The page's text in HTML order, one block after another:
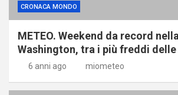
CRONACA MONDO
METEO. Weekend da record
Washington, tra i più freddi
6 anni ago miometeo